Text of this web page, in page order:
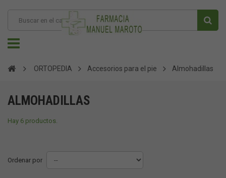
ORTOPEDIA Accesorios para el pie Almohadillas
ALMOHADILLAS
Hay 6 productos.
Ordenar por